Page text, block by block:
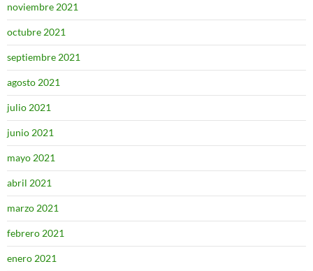
noviembre 2021
octubre 2021
septiembre 2021
agosto 2021
julio 2021
junio 2021
mayo 2021
abril 2021
marzo 2021
febrero 2021
enero 2021